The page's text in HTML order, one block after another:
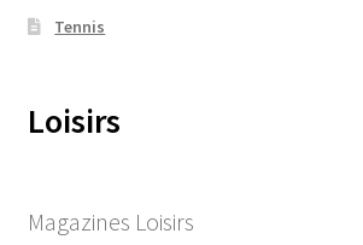
Tennis
Loisirs
Magazines Loisirs